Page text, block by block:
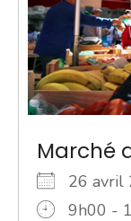
Marché
26
9h00 -